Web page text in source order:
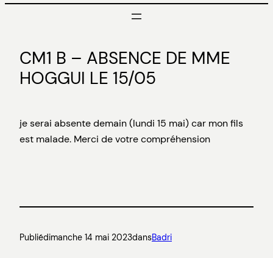
CM1 B – ABSENCE DE MME
HOGGUI LE 15/05
je serai absente demain (lundi 15 mai) car mon fils
est malade. Merci de votre compréhension
Publiédimanche 14 mai 2023dansBadri